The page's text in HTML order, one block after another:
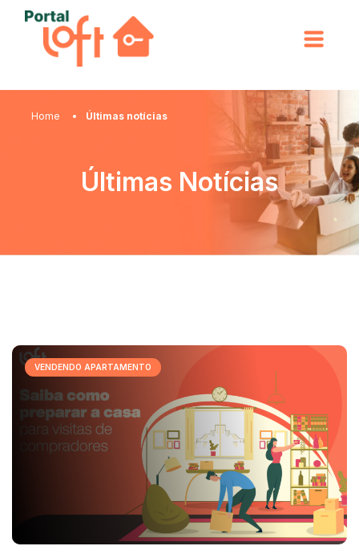
Home Últimas notícias
Últimas Notícias
VENDENDO APARTAMENTO